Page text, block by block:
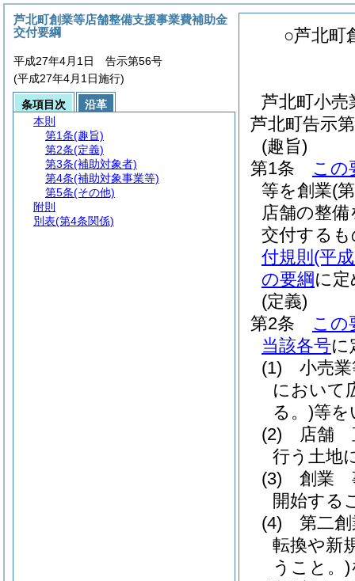
○芦北町
芦北町小売
芦北町告示
(趣旨)
第1条
この
等を創業(
店舗の整
交付する
付規則 (平
の要綱に
(定義)
第2条
この
当該各号に
(1)
小売
において
る。)等を
(2)
店舗
行う土地
(3)
創業
開始する
(4)
第二
転換や新
うこと。)
芦北町創業等店舗整備支援事業費補助金
交付要綱
平成27年4月1日 告示第56号
(平成27年4月1日施行)
条項目次
沿革
本則
第1条(趣旨)
第2条(定義)
第3条(補助対象者)
第4条(補助対象事業等)
第5条(その他)
附則
別表(第4条関係)